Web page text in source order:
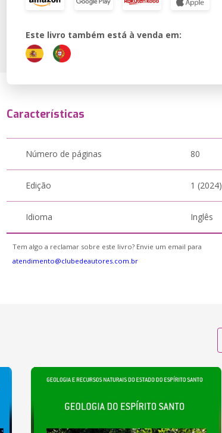
Este livro também está à venda em:
Características
Número de páginas 80
Edição 1 (2024)
Idioma Inglês
Tem algo a reclamar sobre este livro? Envie um email para
atendimento@clubedeautores.com.br